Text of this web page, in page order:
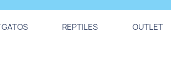
GATOS REPTILES OUTLET